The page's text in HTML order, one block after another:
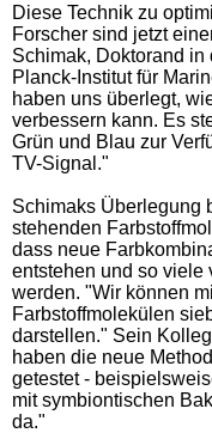
Diese Technik zu
Forscher sind jetzt
Schimak, Doktorand
Planck-Institut für
haben uns überlegt,
verbessern kann. Es
Grün und Blau zur
TV-Signal."
Schimaks Überlegung
stehenden
dass neue
entstehen und so viele
werden. "Wir können
Farbstoffmolekülen
darstellen." Sein
haben die neue
getestet -
mit symbiontischen
da."